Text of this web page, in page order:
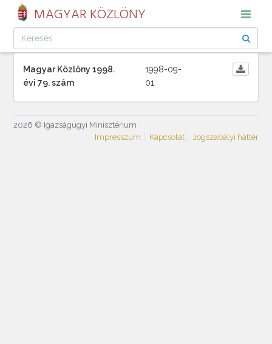
MAGYAR KÖZLÖNY
Magyar Közlöny 1998.
évi 79. szám
1998-09-
01
2026 © Igazságügyi Minisztérium
Impresszum
Kapcsolat Jogszabályi háttér